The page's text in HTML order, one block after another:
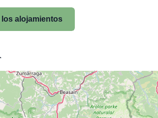
alojamientos